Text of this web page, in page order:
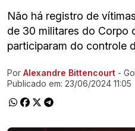
Não há registro de
de 30 militares do Corpo
participaram do controle
Ir direto pra matéria
Por Alexandre Bittencourt -
Publicado em: 23/06/2024 11:05